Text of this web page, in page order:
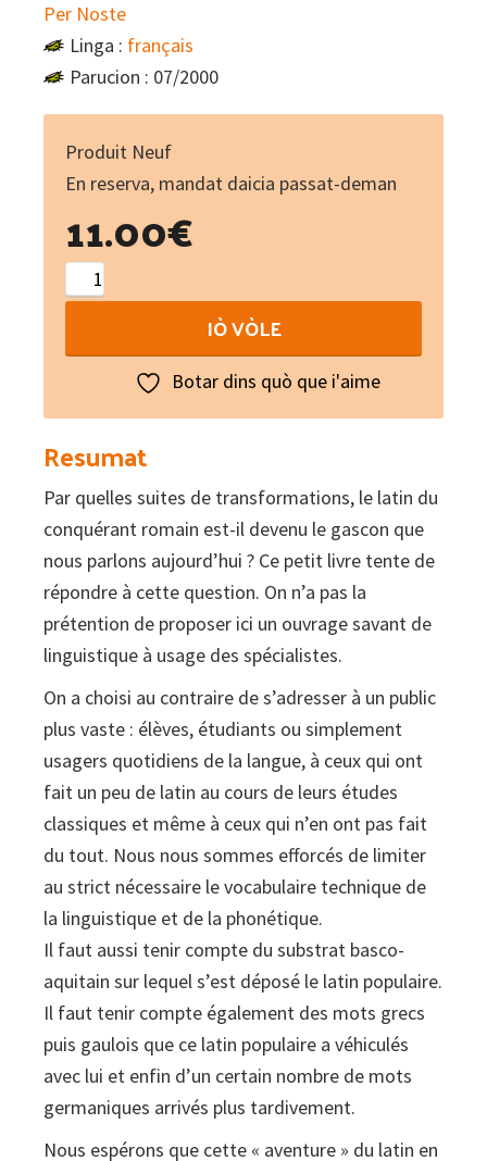
Per Noste
Linga : français
Parucion : 07/2000
Produit Neuf
En reserva, mandat daicia passat-deman
11.00€
clés
l'occitan
de
Gascogne
quantity
IÒ VÒLE
Botar dins quò que i'aime
Resumat
Par quelles suites de transformations, le latin du
conquérant romain est-il devenu le gascon que
nous parlons aujourd’hui ? Ce petit livre tente de
répondre à cette question. On n’a pas la
prétention de proposer ici un ouvrage savant de
linguistique à usage des spécialistes.
On a choisi au contraire de s’adresser à un public
plus vaste : élèves, étudiants ou simplement
usagers quotidiens de la langue, à ceux qui ont
fait un peu de latin au cours de leurs études
classiques et même à ceux qui n’en ont pas fait
du tout. Nous nous sommes efforcés de limiter
au strict nécessaire le vocabulaire technique de
la linguistique et de la phonétique.
Il faut aussi tenir compte du substrat basco-
aquitain sur lequel s’est déposé le latin populaire.
Il faut tenir compte également des mots grecs
puis gaulois que ce latin populaire a véhiculés
avec lui et enfin d’un certain nombre de mots
germaniques arrivés plus tardivement.
Nous espérons que cette « aventure » du latin en